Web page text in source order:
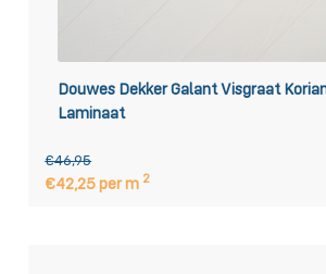
Douwes Dekker Galant Visgraat
Laminaat
€46,95
€42,25 per m 2